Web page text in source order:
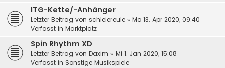
ITG-Kette/-Anhänger
Letzter Beitrag von schleiereule « Mo 13. Apr 2020, 09:40
Verfasst in Marktplatz
Spin Rhythm XD
Letzter Beitrag von Daxim « Mi 1. Jan 2020, 15:08
Verfasst in Sonstige Musikspiele